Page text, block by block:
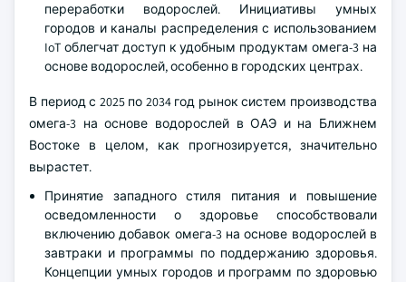
переработки водорослей. Инициативы умных
городов и каналы распределения с использованием
IoT облегчат доступ к удобным продуктам омега-3 на
основе водорослей, особенно в городских центрах.
В период с 2025 по 2034 год рынок систем производства
омега-3 на основе водорослей в ОАЭ и на Ближнем
Востоке в целом, как прогнозируется, значительно
вырастет.
Принятие западного стиля питания и повышение
осведомленности о здоровье способствовали
включению добавок омега-3 на основе водорослей в
завтраки и программы по поддержанию здоровья.
Концепции умных городов и программ по здоровью